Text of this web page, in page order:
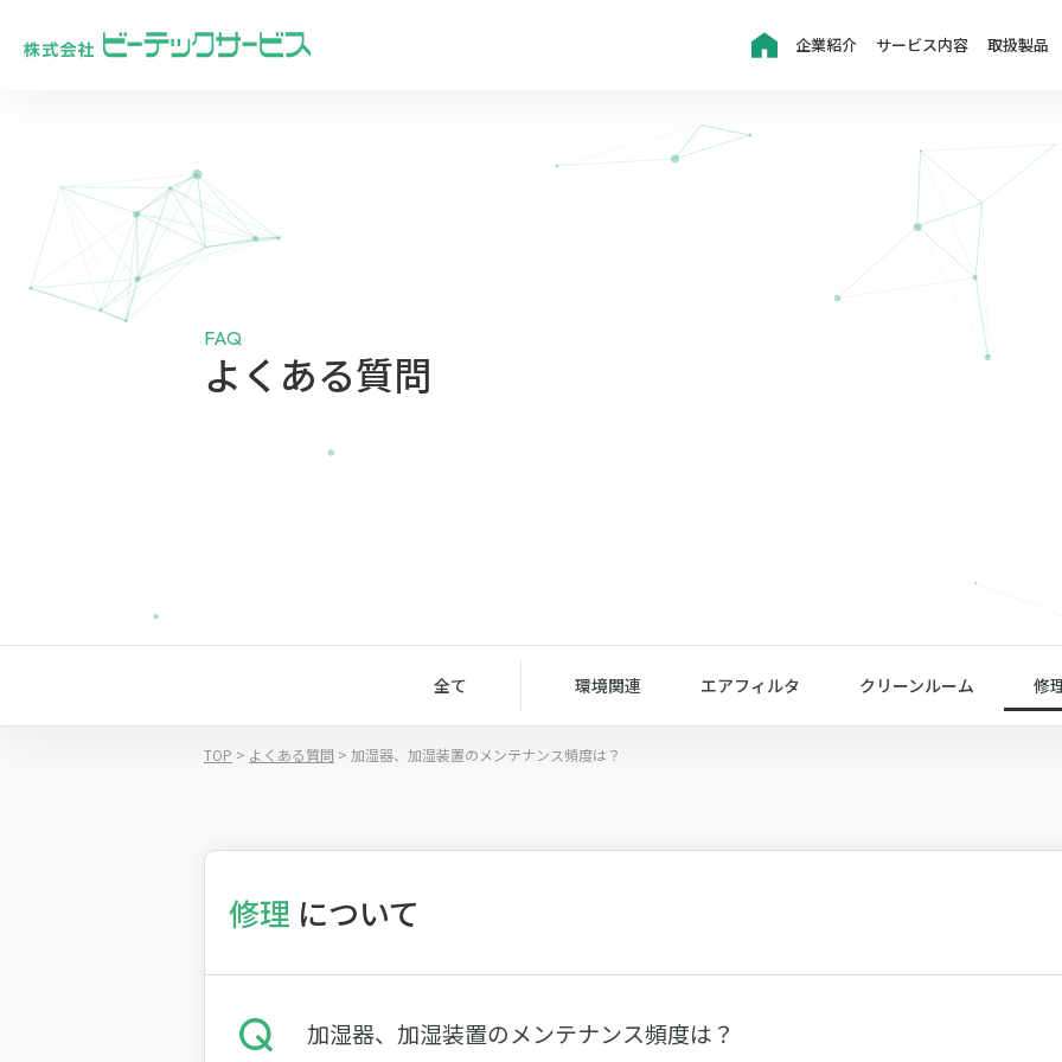
企業紹介 サービス内容 取扱製品
FAQ
よくある質問
全て 環境関連 エアフィルタ クリーンルーム 修
TOP > よくある質問 > 加湿器、加湿装置のメンテナンス頻度は？
修理 について
加湿器、加湿装置のメンテナンス頻度は？